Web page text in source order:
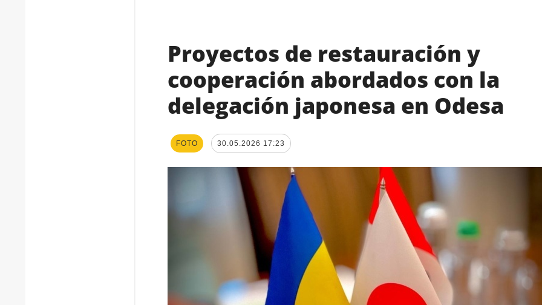
Proyectos de restauración y
cooperación abordados con la
delegación japonesa en Odesa
FOTO 30.05.2026 17:23